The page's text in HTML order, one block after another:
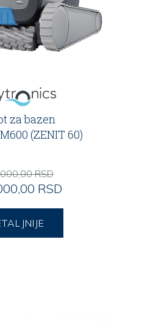
za bazen
(ZENIT 60)
RSD
RSD